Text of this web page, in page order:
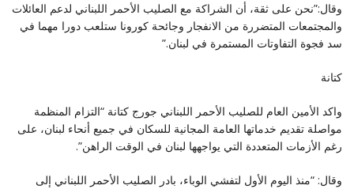
وقال:”نحن على ثقة، أن الشراكة مع الصليب الأحمر اللبناني لدعم العائلات
والمجتمعات المتضررة من الانفجار وجائحة كورونا ستلعب دورا مهما في
سد فجوة التفاوتات المستمرة في لبنان.”
كتانة
واكد الأمين العام للصليب الأحمر اللبناني جورج كتانة “التزام المنظمة
مواصلة تقديم خدماتها العامة المجانية للسكان في جميع أنحاء لبنان، على
رغم الأزمات المتعددة التي يواجهها لبنان في الوقت الراهن”.
وقال: “منذ اليوم الأول لتفشي الوباء، بادر الصليب الأحمر اللبناني إلى